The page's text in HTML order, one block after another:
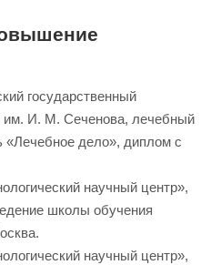
государственный
им. И. М. Сеченова, лечебный
«Лечебное дело», диплом с
научный центр»,
школы обучения
научный центр»,